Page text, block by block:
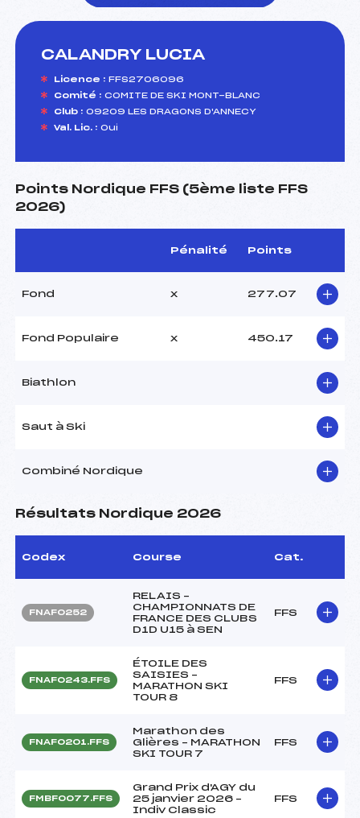
CALANDRY LUCIA
Licence : FFS2706096
Comité : COMITE DE SKI MONT-BLANC
Club : 09209 LES DRAGONS D'ANNECY
Val. Lic. : Oui
Points Nordique FFS (5ème liste FFS
2026)
Pénalité Points
Fond x 277.07
Fond Populaire x 450.17
Biathlon
Saut à Ski
Combiné Nordique
Résultats Nordique 2026
Codex Course Cat.
FNAF0252
RELAIS –
CHAMPIONNATS DE
FRANCE DES CLUBS
D1D U15 à SEN
FFS
FNAF0243.FFS
ÉTOILE DES
SAISIES –
MARATHON SKI
TOUR 8
FFS
FNAF0201.FFS
Marathon des
Glières – MARATHON
SKI TOUR 7
FFS
FMBF0077.FFS
Grand Prix d'AGY du
25 janvier 2026 –
Indiv Classic
FFS